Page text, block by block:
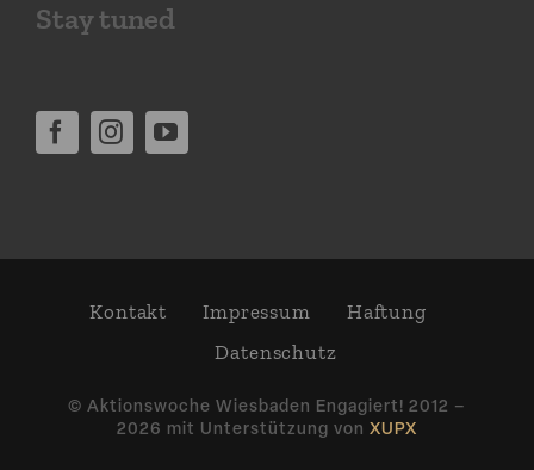
Stay tuned
Kontakt Impressum
Haftung
Daten­schutz
© Aktions­woche Wiesbaden Engagiert! 2012 –
2026 mit Unter­stützung von XUPX